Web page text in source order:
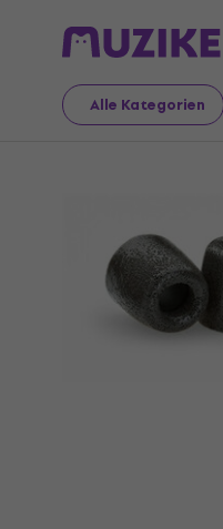
Alle Kategorien
Audio Video Tech
Verkauf beendet